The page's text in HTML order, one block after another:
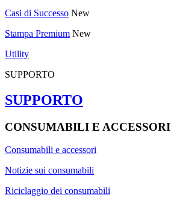
Casi di Successo New
Stampa Premium New
Utility
SUPPORTO
SUPPORTO
CONSUMABILI E ACCESSORI
Consumabili e accessori
Notizie sui consumabili
Riciclaggio dei consumabili